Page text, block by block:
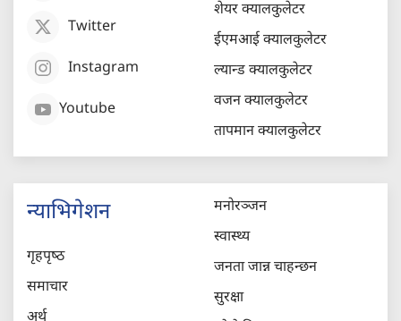
Twitter
Instagram
Youtube
शेयर क्यालकुलेटर
ईएमआई क्यालकुलेटर
ल्यान्ड क्यालकुलेटर
वजन क्यालकुलेटर
तापमान क्यालकुलेटर
न्याभिगेशन
गृहपृष्‍ठ
समाचार
मनोरञ्जन
स्वास्थ्य
जनता जान्न चाहन्छन
सुरक्षा